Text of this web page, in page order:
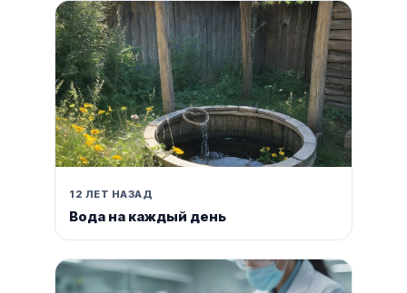
12 ЛЕТ НАЗАД
Вода на каждый день